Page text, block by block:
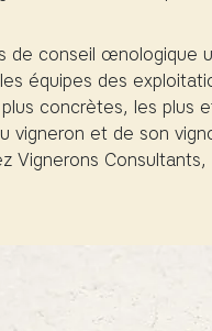
de conseil œnologique
équipes des
concrètes, les plus
vigneron et de son
Vignerons